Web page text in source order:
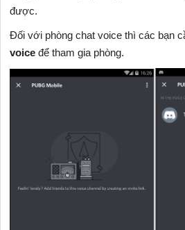
được.
Đối với phòng chat voice thì các bạn
voice để tham gia phòng.